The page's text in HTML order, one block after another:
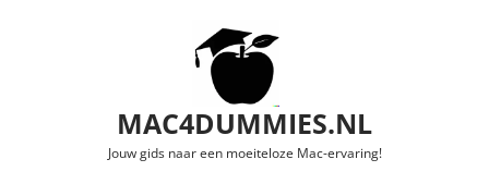
MAC4DUMMIES.NL
Jouw gids naar een moeiteloze Mac-ervaring!